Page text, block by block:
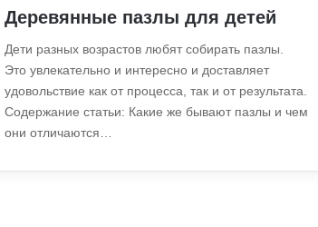
Деревянные пазлы для детей
Дети разных возрастов любят собирать пазлы.
Это увлекательно и интересно и доставляет
удовольствие как от процесса, так и от результата.
Содержание статьи: Какие же бывают пазлы и чем
они отличаются…